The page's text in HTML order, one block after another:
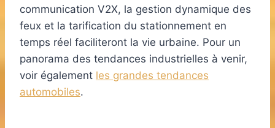
communication V2X, la gestion dynamique des
feux et la tarification du stationnement en
temps réel faciliteront la vie urbaine. Pour un
panorama des tendances industrielles à venir,
voir également les grandes tendances
automobiles.